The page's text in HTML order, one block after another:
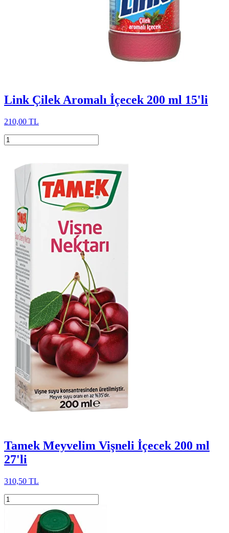
Link Çilek Aromalı İçecek 200 ml 15'li
210,00 TL
Tamek Meyvelim Vişneli İçecek 200 ml
27'li
310,50 TL